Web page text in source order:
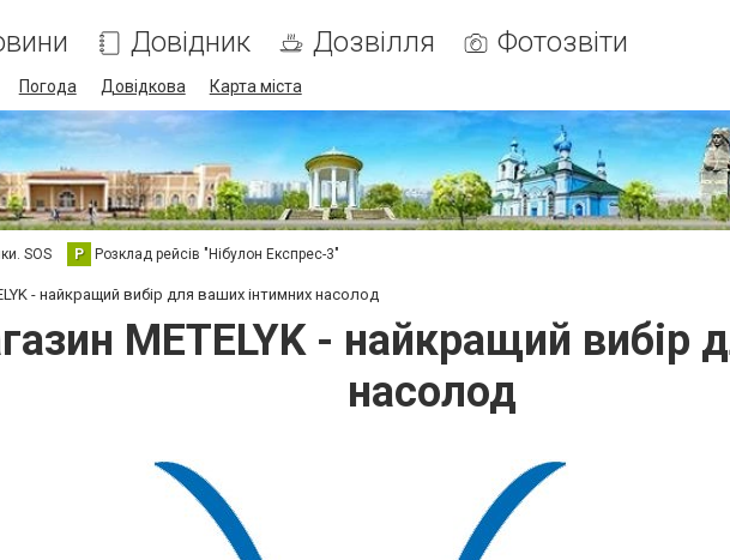
Довідник Дозвілля Фотозвіти
Погода Довідкова Карта міста
SOS Р Розклад рейсів "Нібулон Експрес-3"
- найкращий вибір для ваших інтимних насолод
METELYK - найкращий вибір
насолод